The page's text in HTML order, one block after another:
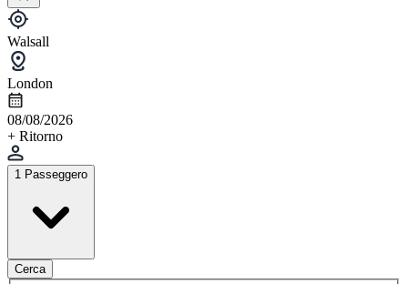
Walsall
London
08/08/2026
+ Ritorno
1 Passeggero
Cerca